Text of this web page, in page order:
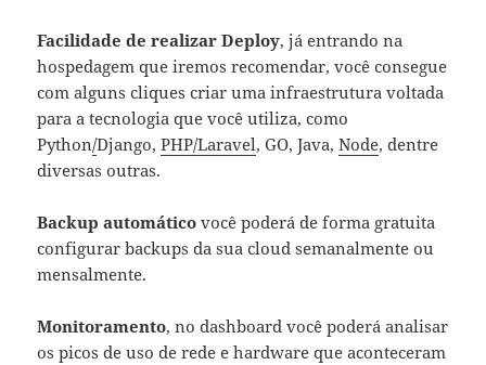
Facilidade de realizar Deploy, já entrando na
hospedagem que iremos recomendar, você consegue
com alguns cliques criar uma infraestrutura voltada
para a tecnologia que você utiliza, como
Python/Django,PHP/Laravel, GO, Java,Node, dentre
diversas outras.
Backup automáticovocê poderá de forma gratuita
configurar backups da sua cloud semanalmente ou
mensalmente.
Monitoramento, no dashboard você poderá analisar
os picos de uso de rede e hardware que aconteceram